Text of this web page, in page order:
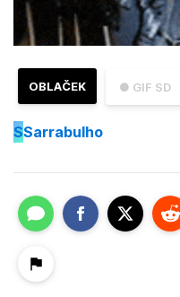
● GIF SD
OBLAČEK
SSarrabulho